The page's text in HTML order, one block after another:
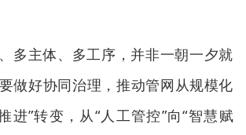
多主体、多工序，并非一朝一夕就
做好协同治理，推动管网从规模化
进”转变，从“人工管控”向“智慧赋